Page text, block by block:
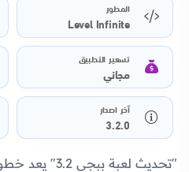
المطور
Level Infinite
تسعير التطبيق
مجاني
آخر اصدار
3.2.0
"تحديث لعبة